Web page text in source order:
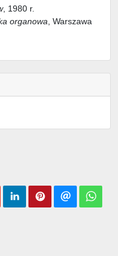
, 1980 r.
organowa , Warszawa